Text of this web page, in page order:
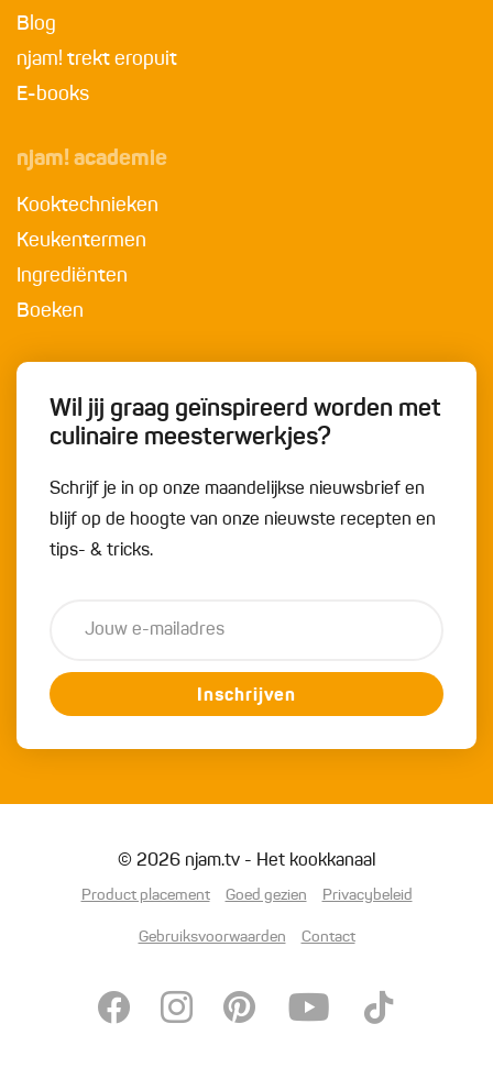
Blog
njam! trekt eropuit
E-books
njam! academie
Kooktechnieken
Keukentermen
Ingrediënten
Boeken
Wil jij graag geïnspireerd worden met
culinaire meesterwerkjes?
Schrijf je in op onze maandelijkse nieuwsbrief en
blijf op de hoogte van onze nieuwste recepten en
tips- & tricks.
Inschrijven
© 2026 njam.tv - Het kookkanaal
Product placement Goed gezien Privacybeleid
Gebruiksvoorwaarden Contact